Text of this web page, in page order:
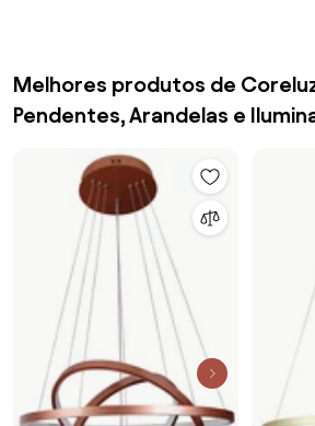
Melhores produtos de
Pendentes, Arandelas e